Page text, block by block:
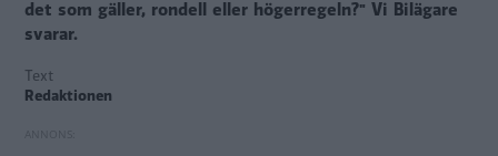
det som gäller, rondell eller högerregeln?" Vi Bilägare
svarar.
Text
Redaktionen